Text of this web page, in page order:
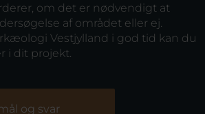
om det er nødvendigt at
af området eller ej.
Vestjylland i god tid kan du
i dit projekt.
og svar